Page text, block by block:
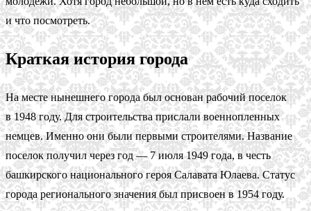
и что посмотреть.
Краткая история города
На месте нынешнего города был основан рабочий поселок
в 1948 году. Для строительства прислали военнопленных
немцев. Именно они были первыми строителями. Название
поселок получил через год — 7 июля 1949 года, в честь
башкирского национального героя Салавата Юлаева. Статус
города регионального значения был присвоен в 1954 году.